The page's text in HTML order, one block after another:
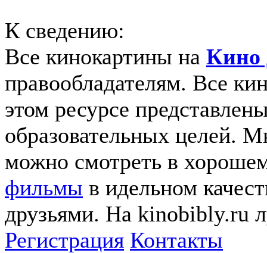
К сведению:
Все кинокартины на Кино
правообладателям. Все
этом ресурсе
образовательных целей.
можно смотреть в
фильмы в идельном
друзьями. На kinobibly.ru
Регистрация Контакты